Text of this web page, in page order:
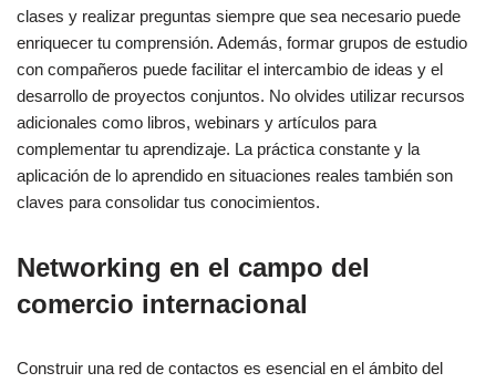
clases y realizar preguntas siempre que sea necesario puede
enriquecer tu comprensión. Además, formar grupos de estudio
con compañeros puede facilitar el intercambio de ideas y el
desarrollo de proyectos conjuntos. No olvides utilizar recursos
adicionales como libros, webinars y artículos para
complementar tu aprendizaje. La práctica constante y la
aplicación de lo aprendido en situaciones reales también son
claves para consolidar tus conocimientos.
Networking en el campo del
comercio internacional
Construir una red de contactos es esencial en el ámbito del